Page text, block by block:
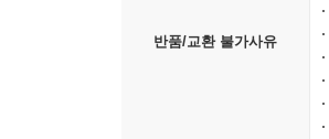
반품/교환 불가사유